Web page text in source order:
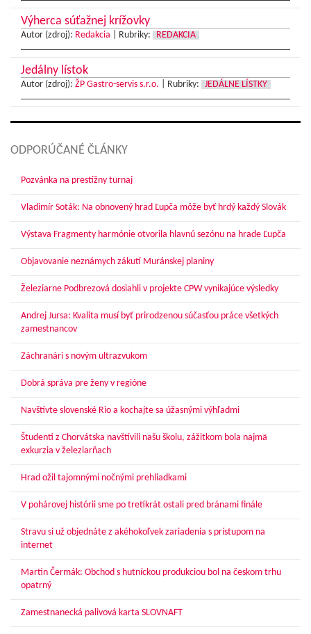
Výherca súťažnej krížovky
Autor (zdroj): Redakcia Rubriky: REDAKCIA
Jedálny lístok
Autor (zdroj): ŽP Gastro-servis s.r.o. Rubriky: JEDÁLNE LÍSTKY
ODPORÚČANÉ ČLÁNKY
Pozvánka na prestížny turnaj
Vladimír Soták: Na obnovený hrad Ľupča môže byť hrdý každý Slovák
Výstava Fragmenty harmónie otvorila hlavnú sezónu na hrade Ľupča
Objavovanie neznámych zákutí Muránskej planiny
Železiarne Podbrezová dosiahli v projekte CPW vynikajúce výsledky
Andrej Jursa: Kvalita musí byť prirodzenou súčasťou práce všetkých
zamestnancov
Záchranári s novým ultrazvukom
Dobrá správa pre ženy v regióne
Navštívte slovenské Rio a kochajte sa úžasnými výhľadmi
Študenti z Chorvátska navštívili našu školu, zážitkom bola najmä
exkurzia v železiarňach
Hrad ožil tajomnými nočnými prehliadkami
V pohárovej histórii sme po tretíkrát ostali pred bránami finále
Stravu si už objednáte z akéhokoľvek zariadenia s prístupom na
internet
Martin Čermák: Obchod s hutníckou produkciou bol na českom trhu
opatrný
Zamestnanecká palivová karta SLOVNAFT